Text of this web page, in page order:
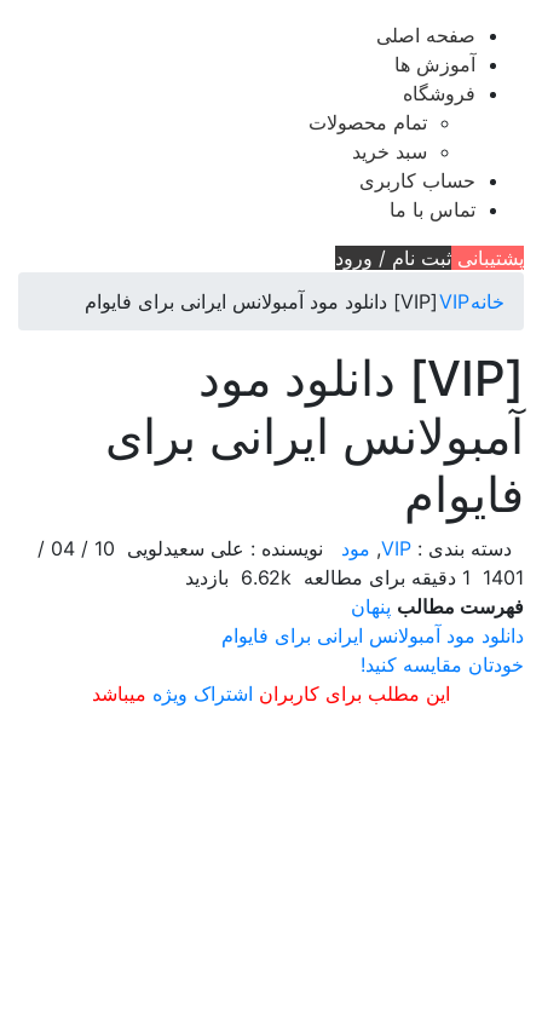
صفحه اصلی
آموزش ها
فروشگاه
تمام محصولات
سبد خرید
حساب کاربری
تماس با ما
پشتیبانی ثبت نام / ورود
خانهVIP[VIP] دانلود مود آمبولانس ایرانی برای فایوام
[VIP] دانلود مود
آمبولانس ایرانی برای
فایوام
دسته بندی : VIP
, مود نویسنده : علی سعیدلویی
10 / 04 /
1401
فهرست مطالب پنهان
دانلود مود آمبولانس ایرانی برای فایوام
خودتان مقایسه کنید!
این مطلب برای کاربران اشتراک ویژه میباشد